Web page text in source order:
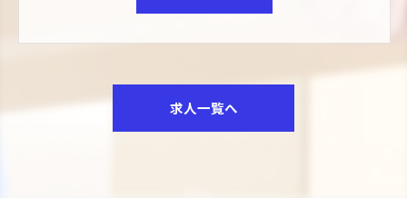
求人一覧へ